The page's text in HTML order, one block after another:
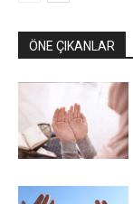
ÖNE ÇIKANLAR